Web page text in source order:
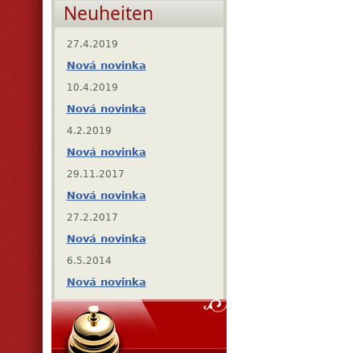
Neuheiten
27.4.2019
Nová novinka
10.4.2019
Nová novinka
4.2.2019
Nová novinka
29.11.2017
Nová novinka
27.2.2017
Nová novinka
6.5.2014
Nová novinka